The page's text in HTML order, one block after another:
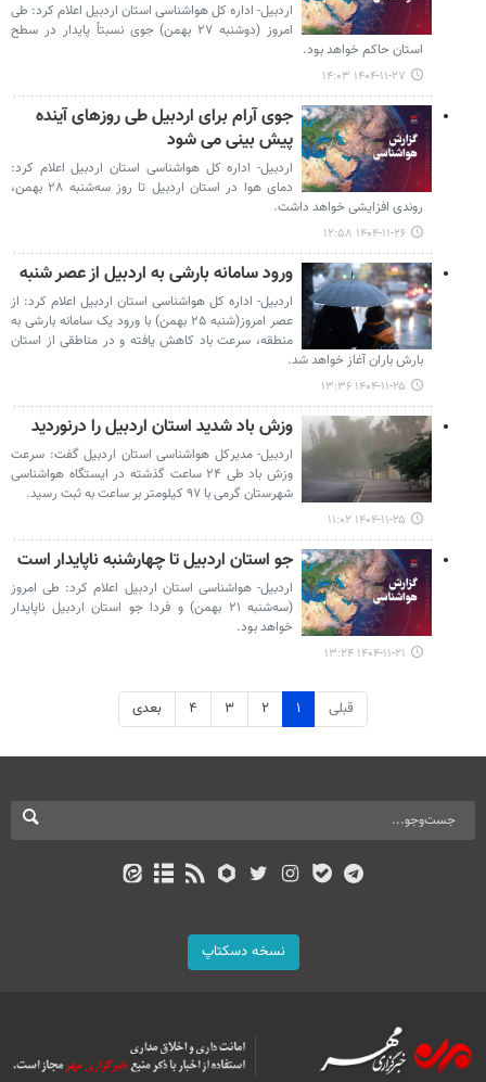
اردبیل- اداره کل هواشناسی استان اردبیل اعلام کرد: طی
امروز (دوشنبه ۲۷ بهمن) جوی نسبتاً پایدار در سطح
استان حاکم خواهد بود.
۱۴۰۴-۱۱-۲۷ ۱۴:۰۳
جوی آرام برای اردبیل طی روزهای آینده
پیش بینی می شود
اردبیل- اداره کل هواشناسی استان اردبیل اعلام کرد:
دمای هوا در استان اردبیل تا روز سه‌شنبه ۲۸ بهمن،
روندی افزایشی خواهد داشت.
۱۴۰۴-۱۱-۲۶ ۱۲:۵۸
ورود سامانه بارشی به اردبیل از عصر شنبه
اردبیل- اداره کل هواشناسی استان اردبیل اعلام کرد: از
عصر امروز(شنبه ۲۵ بهمن) با ورود یک سامانه بارشی به
منطقه، سرعت باد کاهش یافته و در مناطقی از استان
بارش باران آغاز خواهد شد.
۱۴۰۴-۱۱-۲۵ ۱۳:۳۶
وزش باد شدید استان اردبیل را درنوردید
اردبیل- مدیرکل هواشناسی استان اردبیل گفت: سرعت
وزش باد طی ۲۴ ساعت گذشته در ایستگاه هواشناسی
شهرستان گرمی با ۹۷ کیلومتر بر ساعت به ثبت رسید.
۱۴۰۴-۱۱-۲۵ ۱۱:۰۲
جو استان اردبیل تا چهارشنبه ناپایدار است
اردبیل- هواشناسی استان اردبیل اعلام کرد: طی امروز
(سه‌شنبه ۲۱ بهمن) و فردا جو استان اردبیل ناپایدار
خواهد بود.
۱۴۰۴-۱۱-۲۱ ۱۳:۲۴
قبلی ۱ ۲ ۳ ۴ بعدی
نسخه دسکتاپ